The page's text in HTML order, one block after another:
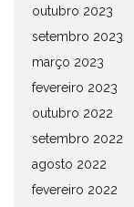
outubro 2023
setembro 2023
março 2023
fevereiro 2023
outubro 2022
setembro 2022
agosto 2022
fevereiro 2022